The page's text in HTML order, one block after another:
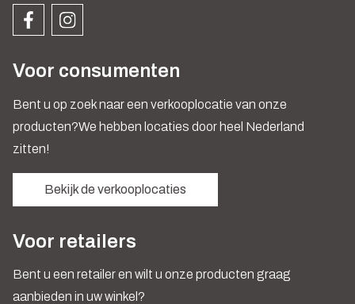
Voor consumenten
Bent u op zoek naar een verkooplocatie van onze
producten?We hebben locaties door heel Nederland
zitten!
Bekijk de verkooplocaties
Voor retailers
Bent u een retailer en wilt u onze producten graag
aanbieden in uw winkel?